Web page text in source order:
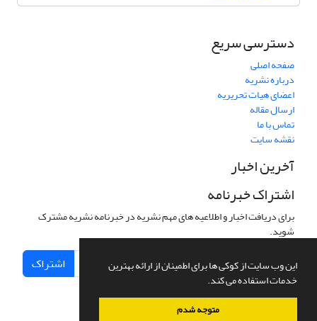
این وب سایت از کوکی ها برای اطمینان از ارائه بهترین
خدمات استفاده می کند.
متوجه شدم
دسترسی سریع
صفحه اصلی
درباره نشریه
اعضای هیات تحریریه
ارسال مقاله
تماس با ما
نقشه سایت
آخرین اخبار
اشتراک خبرنامه
برای دریافت اخبار و اطلاعیه های مهم نشریه در خبرنامه نشریه مشترک
شوید.
اشتراک